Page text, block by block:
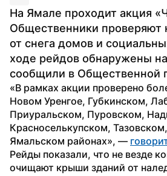
На Ямале проходит акция
Общественники проверяют
от снега домов и
ходе рейдов обнаружены
сообщили в Общественной
«В рамках акции проверено
Новом Уренгое, Губкинском,
Приуральском, Пуровском,
Красноселькупском,
Ямальском районах», —
Рейды показали, что не везде
очищают крыши зданий от